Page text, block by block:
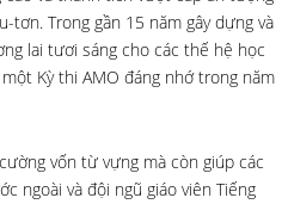
tơn. Trong gần 15 năm gây dựng và
lai tươi sáng cho các thế hệ học
Kỳ thi AMO đáng nhớ trong năm
vốn từ vựng mà còn giúp các
ngoài và đội ngũ giáo viên Tiếng